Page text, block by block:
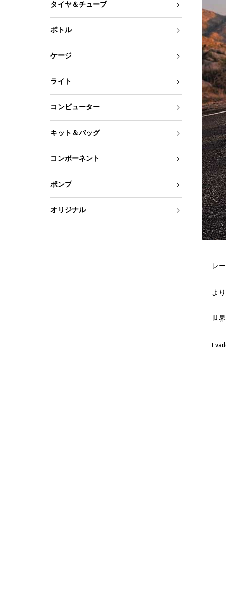
タイヤ＆チューブ
ボトル
ケージ
ライト
コンピューター
キット＆バッグ
コンポーネント
ポンプ
オリジナル
レ
よ
世